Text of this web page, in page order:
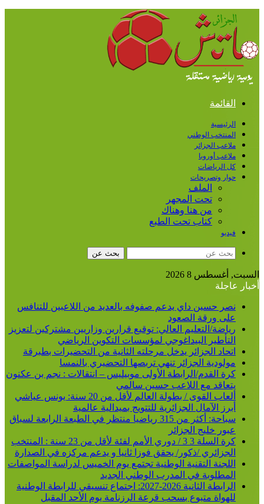
القائمة
الرئيسية
المنتخب الوطني
ملاعب الجزائر
ملاعب أوروبا
كل الرياضات
حوار وتصريحات
الملف
تحت المجهر
من هنا وهناك
كتاب تحت الطبع
فيديو
بحث عن
السبت, أغسطس 8 2026
أخبار عاجلة
نصر حسين داي يدعم صفوفه بالعديد من اللاعبين للتنافس
على ورقة الصعود
رياضة/التعليم العالي: توقيع قرارين وزاريين مشتركين لتعزيز
التأطير البيداغوجي لمؤسسات التكوين الرياضي
اتحاد الجزائر يدخل مرحلته الثانية من التحضيرات بطبرقة
مولودية الجزائر تنهي تربصها التحضيري بالنمسا
كرة القدم/الرابطة الأولى موبيليس – انتقالات : نجم بن عكنون
يتعاقد مع اللاعب حسين سالمي
ألعاب القوى / بطولة العالم لأقل من 20 سنة: يونس عياشي
أبرز الآمال الجزائرية للتتويج بميدالية عالمية
سباحة: أكثر من 315 رياضيا منتظر في الطبعة الرابعة لسباق
عبور خليج الجزائر
كرة السلة 3 3 / دوري الأمم لفئة لأقل من 23 سنة : المنتخب
الجزائري /ذكور/ يحقق فوزا ثانيا و يدعم مركزه في الصدارة
اللجنة التقنية الوطنية تجتمع يوم الخميس لدراسة المواصفات
المطلوبة في المدرب الوطني الجديد
الرابطة الثانية 2026-2027: اجتماع تنسيقي للرابطة الوطنية
للهواة متبوع بسحب قرعة الرزنامة يوم الأحد المقبل